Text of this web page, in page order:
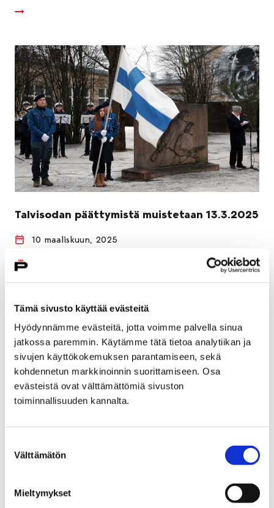
Tämä sivusto käyttää evästeitä
Hyödynnämme evästeitä, jotta voimme palvella sinua
jatkossa paremmin. Käytämme tätä tietoa analytiikan ja
sivujen käyttökokemuksen parantamiseen, sekä
kohdennetun markkinoinnin suorittamiseen. Osa
evästeistä ovat välttämättömiä sivuston
toiminnallisuuden kannalta.
valinta
Välttämätön
Mieltymykset
Talvisodan päättymistä muistetaan 13.3.2025
10 maaliskuun, 2025
Porissa talvisodan päättymisen muistopäivän tilaisuus
järjestetään Summan taistelun muistomerkillä torstaina
tänä vuonna kuluneeksi…